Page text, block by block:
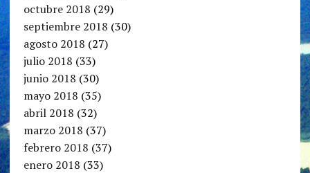
octubre 2018 (29)
septiembre 2018 (30)
agosto 2018 (27)
julio 2018 (33)
junio 2018 (30)
mayo 2018 (35)
abril 2018 (32)
marzo 2018 (37)
febrero 2018 (37)
enero 2018 (33)